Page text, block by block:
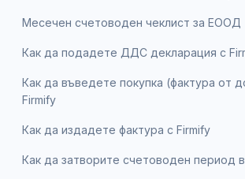
Месечен счетоводен чеклист за ЕООД
Как да подадете ДДС декларация с
Как да въведете покупка (фактура от
Firmify
Как да издадете фактура с Firmify
Как да затворите счетоводен период